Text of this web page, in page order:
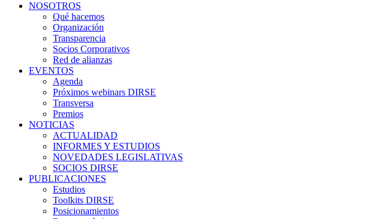
NOSOTROS
Qué hacemos
Organización
Transparencia
Socios Corporativos
Red de alianzas
EVENTOS
Agenda
Próximos webinars DIRSE
Transversa
Premios
NOTICIAS
ACTUALIDAD
INFORMES Y ESTUDIOS
NOVEDADES LEGISLATIVAS
SOCIOS DIRSE
PUBLICACIONES
Estudios
Toolkits DIRSE
Posicionamientos